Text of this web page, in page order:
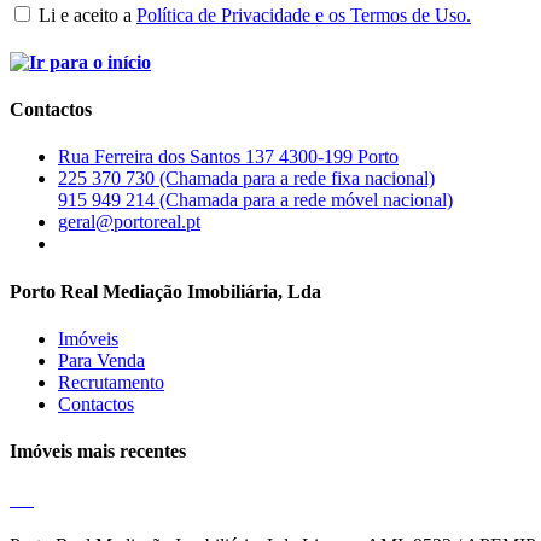
Li e aceito a Política de Privacidade e os Termos de Uso.
Contactos
Rua Ferreira dos Santos 137 4300-199 Porto
225 370 730 (Chamada para a rede fixa nacional)
915 949 214 (Chamada para a rede móvel nacional)
geral@portoreal.pt
Porto Real Mediação Imobiliária, Lda
Imóveis
Para Venda
Recrutamento
Contactos
Imóveis mais recentes